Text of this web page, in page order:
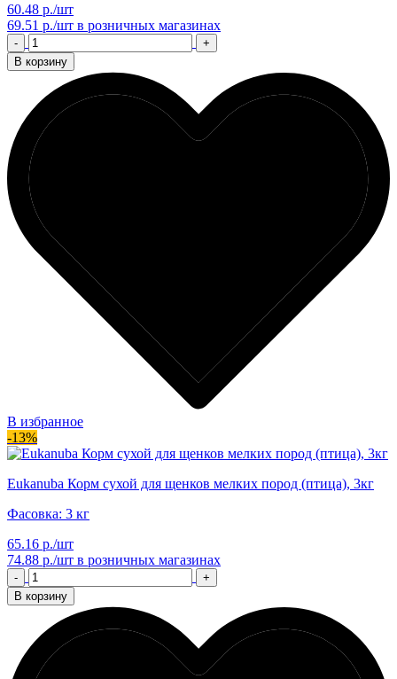
60.48 р./шт
69.51 р./шт в розничных магазинах
-
+
В корзину
В избранное
-13%
Eukanuba Корм сухой для щенков мелких пород (птица), 3кг
Фасовка: 3 кг
65.16 р./шт
74.88 р./шт в розничных магазинах
-
+
В корзину